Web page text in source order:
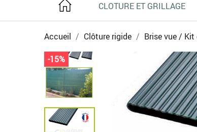
CLOTURE ET GRILLAGE
Accueil Clôture rigide Brise vue /
-15%